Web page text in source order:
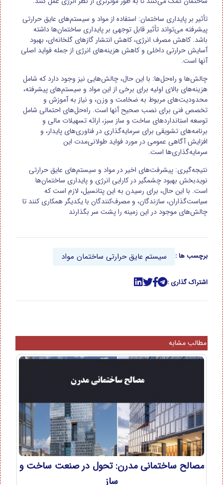
تأثیر بر پایداری ساختمان: استفاده از مواد و سیستم‌های عایق حرارتی
پیشرفته می‌تواند تأثیر قابل توجهی بر پایداری ساختمان‌ها داشته
باشد. کاهش مصرف انرژی، کاهش انتشار گازهای گلخانه‌ای، بهبود
آسایش حرارتی داخلی و کاهش هزینه‌های انرژی از جمله فواید اصلی
آنها است.
چالش‌ها و راه‌حل‌ها: با این حال، چالش‌هایی نیز وجود دارد که شامل
هزینه‌های بالای اولیه برای برخی از این مواد و سیستم‌های پیشرفته،
محدودیت‌های مربوط به ضخامت و وزن، و نیاز به آموزش و
تخصص فنی برای نصب صحیح آنها است. راه‌حل‌های احتمالی شامل
توسعه استانداردهای ساخت و ساز سبز، ارائه تسهیلات مالی و
برنامه‌های تشویقی برای سرمایه‌گذاری در فناوری‌های پایدار، و
افزایش آگاهی عمومی در مورد فواید طولانی‌مدت این
سرمایه‌گذاری‌ها است.
نتیجه‌گیری: پیشرفت‌های اخیر در مواد و سیستم‌های عایق حرارتی
نویدبخش بهبود چشمگیر در کارایی انرژی و پایداری ساختمان‌ها
است. با این حال، برای رسیدن به این پتانسیل، لازم است که
سیاست‌گذاران، سازندگان، و مصرف‌کنندگان با یکدیگر همکاری کنند تا
چالش‌های موجود در این زمینه را پشت سر بگذارند
برچسب ها : سیستم عایقحرارتی ساختمان مواد
اشتراک گذاری :
مطالب مشابه
مصالح ساختمانی مدرن: تحول در صنعت ساخت و
ساز